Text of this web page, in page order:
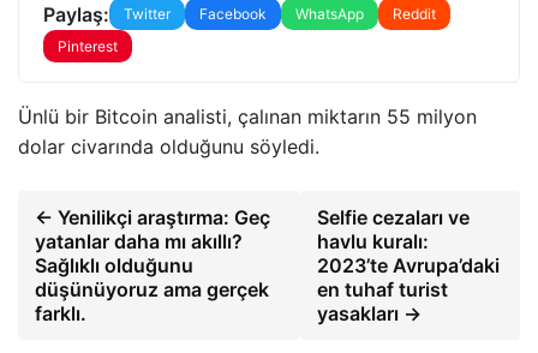
Paylaş: Twitter Facebook WhatsApp
Reddit
Pinterest
Ünlü bir Bitcoin analisti, çalınan miktarın 55 milyon
dolar civarında olduğunu söyledi.
← Yenilikçi araştırma: Geç
yatanlar daha mı akıllı?
Sağlıklı olduğunu
düşünüyoruz ama gerçek
farklı.
Selfie cezaları ve
havlu kuralı:
2023’te Avrupa’daki
en tuhaf turist
yasakları →